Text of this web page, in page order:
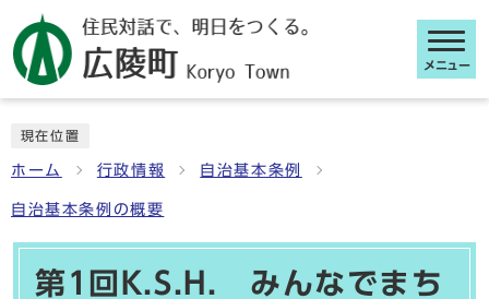
メニュー
現在位置
ホーム 行政情報 自治基本条例
自治基本条例の概要
第1回K.S.H. みんなでまち